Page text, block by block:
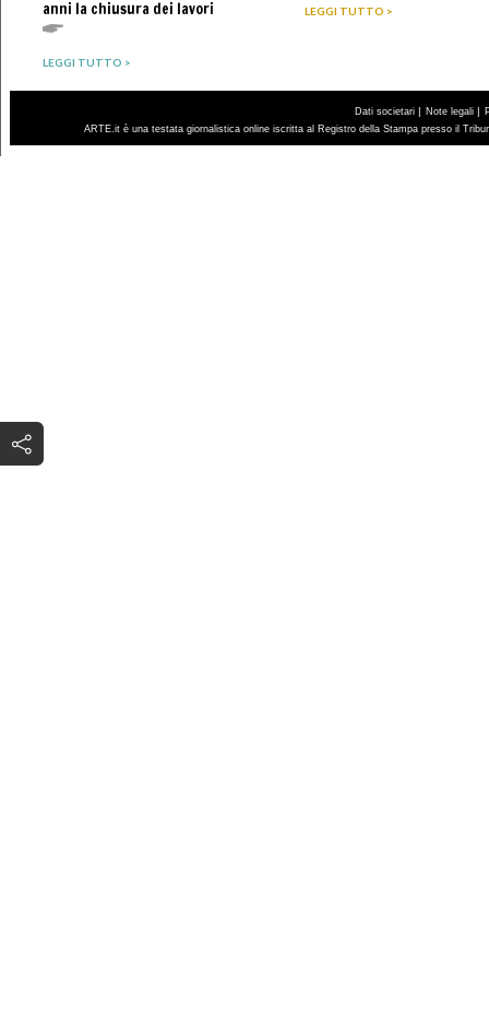
anni la chiusura dei lavori
LEGGI TUTTO >
LEGGI TUTTO >
Dati societari | Note legali |
ARTE.it è una testata giornalistica online iscritta al Registro della Stampa presso il